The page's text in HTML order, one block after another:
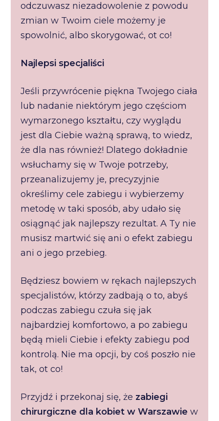
odczuwasz niezadowolenie z powodu
zmian w Twoim ciele możemy je
spowolnić, albo skorygować, ot co!
Najlepsi specjaliści
Jeśli przywrócenie piękna Twojego ciała
lub nadanie niektórym jego częściom
wymarzonego kształtu, czy wyglądu
jest dla Ciebie ważną sprawą, to wiedz,
że dla nas również! Dlatego dokładnie
wsłuchamy się w Twoje potrzeby,
przeanalizujemy je, precyzyjnie
określimy cele zabiegu i wybierzemy
metodę w taki sposób, aby udało się
osiągnąć jak najlepszy rezultat. A Ty nie
musisz martwić się ani o efekt zabiegu
ani o jego przebieg.
Będziesz bowiem w rękach najlepszych
specjalistów, którzy zadbają o to, abyś
podczas zabiegu czuła się jak
najbardziej komfortowo, a po zabiegu
będą mieli Ciebie i efekty zabiegu pod
kontrolą. Nie ma opcji, by coś poszło nie
tak, ot co!
Przyjdź i przekonaj się, że zabiegi
chirurgiczne dla kobiet w Warszawie w